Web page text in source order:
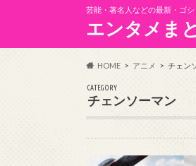
芸能・著名人などの最新・ゴ
エンタメま
HOME アニメ チェン
CATEGORY
チェンソーマン